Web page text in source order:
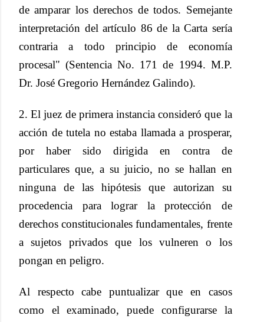
de amparar los derechos de todos. Semejante
interpretación del artículo 86 de la Carta sería
contraria a todo principio de economía
procesal" (Sentencia No. 171 de 1994. M.P.
Dr. José Gregorio Hernández Galindo).
2. El juez de primera instancia consideró que la
acción de tutela no estaba llamada a prosperar,
por haber sido dirigida en contra de
particulares que, a su juicio, no se hallan en
ninguna de las hipótesis que autorizan su
procedencia para lograr la protección de
derechos constitucionales fundamentales, frente
a sujetos privados que los vulneren o los
pongan en peligro.
Al respecto cabe puntualizar que en casos
como el examinado, puede configurarse la